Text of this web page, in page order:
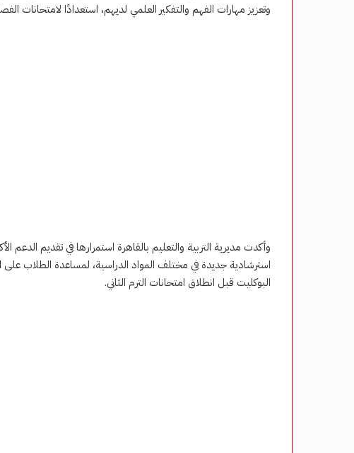
وتعزيز مهارات الفهم والتفكير العلمي لديهم، استعدادًا لامتحانات الفصل
وأكدت مديرية التربية والتعليم بالقاهرة استمرارها في تقديم
استرشادية جديدة في مختلف المواد الدراسية، لمساعدة الطلاب
البوكليت قبل انطلاق امتحانات الترم الثاني.